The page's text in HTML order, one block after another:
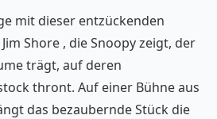
mit dieser entzückenden
Shore , die Snoopy zeigt, der
trägt, auf deren
thront. Auf einer Bühne aus
das bezaubernde Stück die